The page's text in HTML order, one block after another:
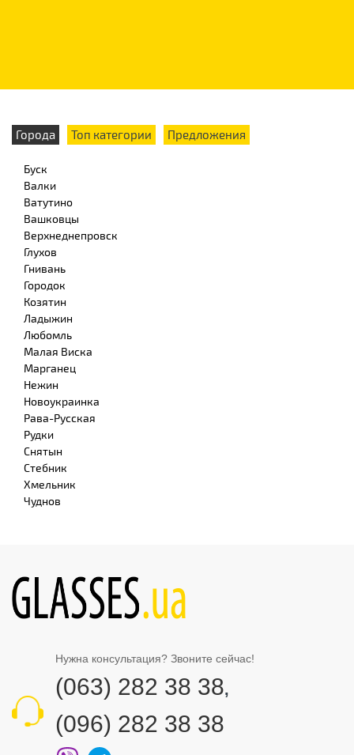
Города Топ категории Предложения
Буск
Валки
Ватутино
Вашковцы
Верхнеднепровск
Глухов
Гнивань
Городок
Козятин
Ладыжин
Любомль
Малая Виска
Марганец
Нежин
Новоукраинка
Рава-Русская
Рудки
Снятын
Стебник
Хмельник
Чуднов
Нужна консультация? Звоните сейчас!
(063) 282 38 38,
(096) 282 38 38